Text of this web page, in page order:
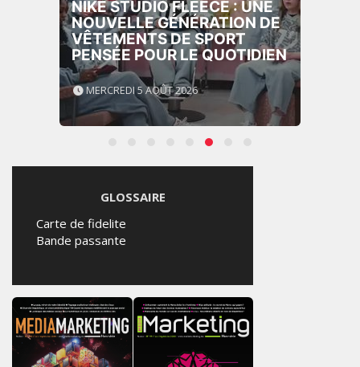
NIKE STUDIO FLEECE : UNE
NOUVELLE GÉNÉRATION DE
VÊTEMENTS DE SPORT
PENSÉE POUR LE QUOTIDIEN
MERCREDI 5 AOÛT 2026
GLOSSAIRE
Carte de fidelite
Bande passante